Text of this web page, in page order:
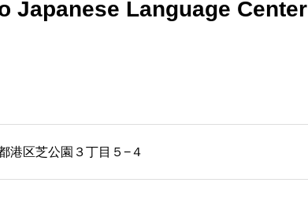
Japanese Language Center
港区芝公園３丁目５−４